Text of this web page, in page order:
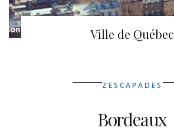
Ville de Québec
ZESCAPADES
Bordeaux